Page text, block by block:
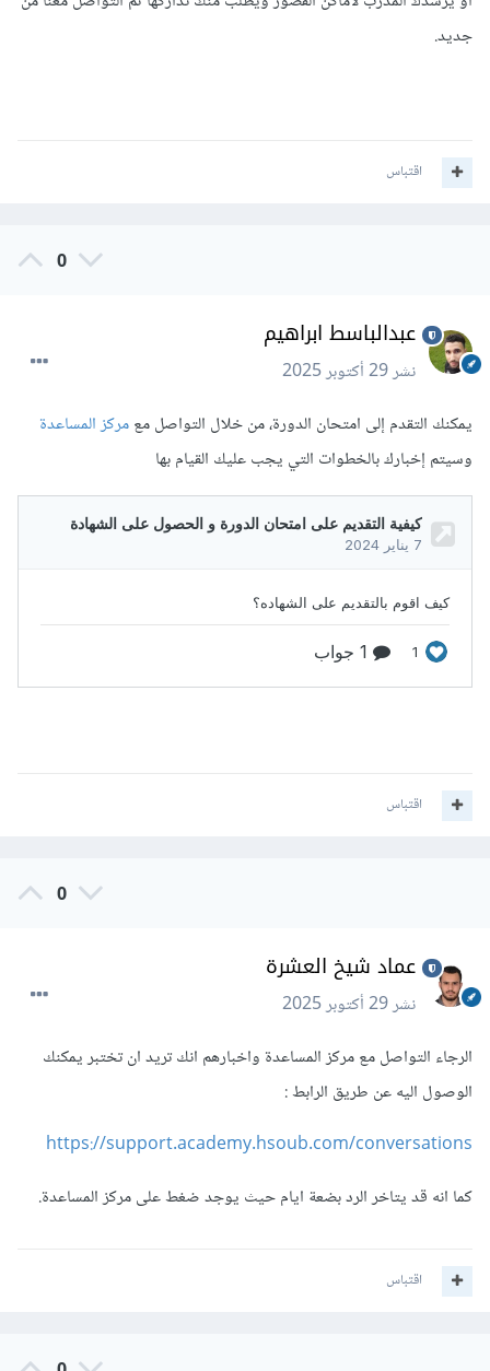
جديد.
اقتباس
0
عبدالباسط ابراهيم
نشر29 أكتوبر 2025
يمكنك التقدم إلى امتحان الدورة، من خلال التواصل معمركز المساعدة
وسيتم إخبارك بالخطوات التي يجب عليك القيام بها
اقتباس
0
عماد شيخ العشرة
نشر29 أكتوبر 2025
الرجاء التواصل مع مركز المساعدة واخبارهم انك تريد ان تختبر يمكنك
الوصول اليه عن طريق الرابط :
https://support.academy.hsoub.com/conversations
كما انه قد يتاخر الرد بضعة ايام حيث يوجد ضغط على مركز المساعدة.
اقتباس